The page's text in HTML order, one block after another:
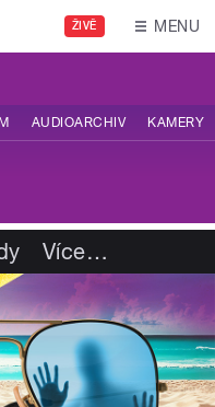
ŽIVĚ MENU
AUDIOARCHIV KAMERY
Více…